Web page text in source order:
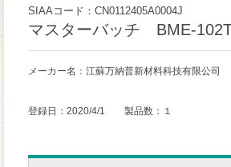
SIAAコード：CN0112405A0004J
マスターバッチ BME-
メーカー名：江蘇万納普新材料科技有限公司
登録日：2020/4/1 製品数：１